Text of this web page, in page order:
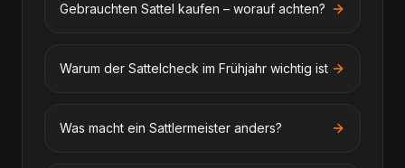
Gebrauchten Sattel kaufen – worauf achten?
Warum der Sattelcheck im Frühjahr wichtig ist
Was macht ein Sattlermeister anders?